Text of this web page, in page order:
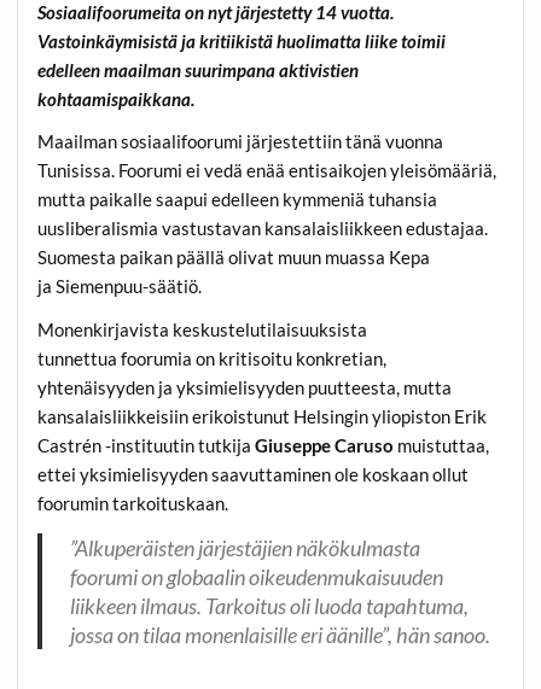
Sosiaalifoorumeita on nyt järjestetty 14 vuotta.
Vastoinkäymisistä ja kritiikistä huolimatta liike toimii
edelleen maailman suurimpana aktivistien
kohtaamispaikkana.
Maailman sosiaalifoorumi järjestettiin tänä vuonna
Tunisissa. Foorumi ei vedä enää entisaikojen yleisömääriä,
mutta paikalle saapui edelleen kymmeniä tuhansia
uusliberalismia vastustavan kansalaisliikkeen edustajaa.
Suomesta paikan päällä olivat muun muassa Kepa
ja Siemenpuu-säätiö.
Monenkirjavista keskustelutilaisuuksista
tunnettua foorumia on kritisoitu konkretian,
yhtenäisyyden ja yksimielisyyden puutteesta, mutta
kansalaisliikkeisiin erikoistunut Helsingin yliopiston Erik
Castrén -instituutin tutkijaGiuseppe Caruso muistuttaa,
ettei yksimielisyyden saavuttaminen ole koskaan ollut
foorumin tarkoituskaan.
”Alkuperäisten järjestäjien näkökulmasta
foorumi on globaalin oikeudenmukaisuuden
liikkeen ilmaus. Tarkoitus oli luoda tapahtuma,
jossa on tilaa monenlaisille eri äänille”, hän sanoo.